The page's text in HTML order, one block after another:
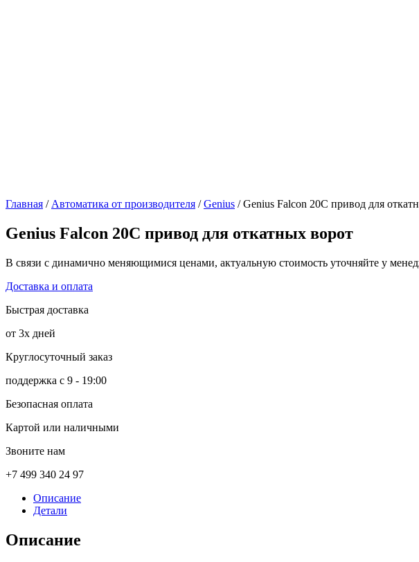
Главная / Автоматика от производителя /Genius / Genius Falcon 20C привод для
Genius Falcon 20C привод для откатных ворот
В связи с динамично меняющимися ценами, актуальную стоимость уточняйте у
Доставка и оплата
Быстрая доставка
от 3х дней
Круглосуточный заказ
поддержка с 9 - 19:00
Безопасная оплата
Картой или наличными
Звоните нам
+7 499 340 24 97
Описание
Детали
Описание